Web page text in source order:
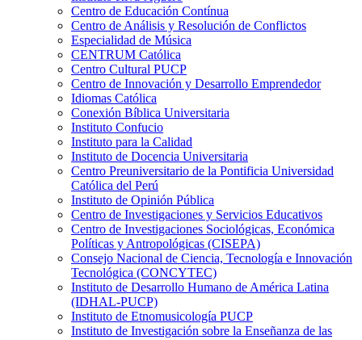
Centro de Educación Contínua
Centro de Análisis y Resolución de Conflictos
Especialidad de Música
CENTRUM Católica
Centro Cultural PUCP
Centro de Innovación y Desarrollo Emprendedor
Idiomas Católica
Conexión Bíblica Universitaria
Instituto Confucio
Instituto para la Calidad
Instituto de Docencia Universitaria
Centro Preuniversitario de la Pontificia Universidad
Católica del Perú
Instituto de Opinión Pública
Centro de Investigaciones y Servicios Educativos
Centro de Investigaciones Sociológicas, Económica
Políticas y Antropológicas (CISEPA)
Consejo Nacional de Ciencia, Tecnología e Innovación
Tecnológica (CONCYTEC)
Instituto de Desarrollo Humano de América Latina
(IDHAL-PUCP)
Instituto de Etnomusicología PUCP
Instituto de Investigación sobre la Enseñanza de las